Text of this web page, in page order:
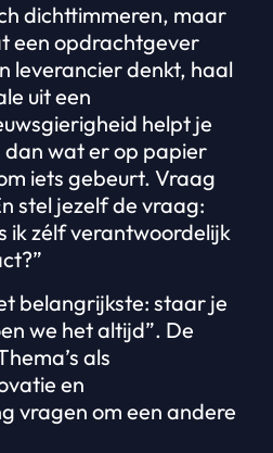
dichttimmeren, maar
een opdrachtgever
leverancier denkt, haal
uit een
helpt je
dan wat er op papier
iets gebeurt. Vraag
stel jezelf de vraag:
ik zélf verantwoordelijk
belangrijkste: staar je
we het altijd”. De
als
en
vragen om een andere